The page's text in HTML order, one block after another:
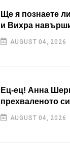
Ще я познаете
и Вихра
AUGUST 04, 2026
Ец-ец! Анна
прехваленото
AUGUST 04, 2026